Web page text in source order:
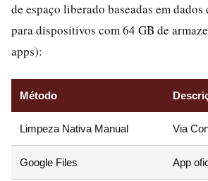
de espaço liberado baseadas em
para dispositivos com 64 GB de
apps):
Método
Limpeza Nativa Manual Via
Google Files App